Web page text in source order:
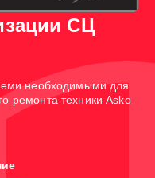
СЦ
необходимыми для
ремонта техники Asko